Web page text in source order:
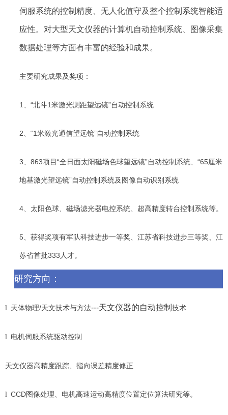
伺服系统的控制精度、无人化值守及整个控制系统智能适
应性。对大型天文仪器的计算机自动控制系统、图像采集
数据处理等方面有丰富的经验和成果。
主要研究成果及奖项：
1、“北斗1米激光测距望远镜”自动控制系统
2、“1米激光通信望远镜”自动控制系统
3、863项目“全日面太阳磁场色球望远镜”自动控制系统、“65厘米
地基激光望远镜”自动控制系统及图像自动识别系统
4、太阳色球、磁场滤光器电控系统、超高精度转台控制系统等。
5、获得奖项有军队科技进步一等奖、江苏省科技进步三等奖、江
苏省首批333人才。
研究方向：
l 天体物理/天文技术与方法---天文仪器的自动控制 技术
l 电机伺服系统驱动控制
天文仪器高精度跟踪、指向误差精度修正
l CCD图像处理、电机高速运动高精度位置定位算法研究等。